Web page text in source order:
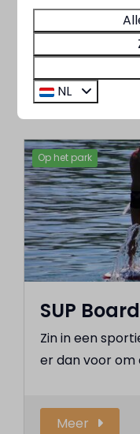
waterskiën,
maar ook
Meer
Op het park
SUP
Zin in een
er dan voor
Meer
NL